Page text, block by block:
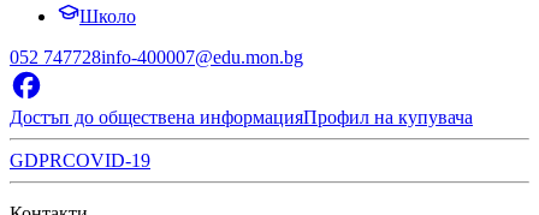
Школо
052 747728info-400007@edu.mon.bg
Достъп до обществена информацияПрофил на купувача
GDPRCOVID-19